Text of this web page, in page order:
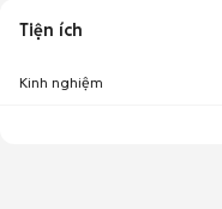
Tiện ích
Kinh nghiệm